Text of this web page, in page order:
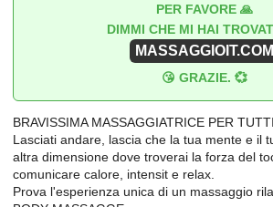
PER FAVORE 🙏
DIMMI CHE MI HAI
MASSAGGIOIT.COM
😘 GRAZIE. 💞
BRAVISSIMA MASSAGGIATRICE PER
Lasciati andare, lascia che la tua mente e il
altra dimensione dove troverai la forza del
comunicare calore, intensit e relax.
Prova l'esperienza unica di un massaggio